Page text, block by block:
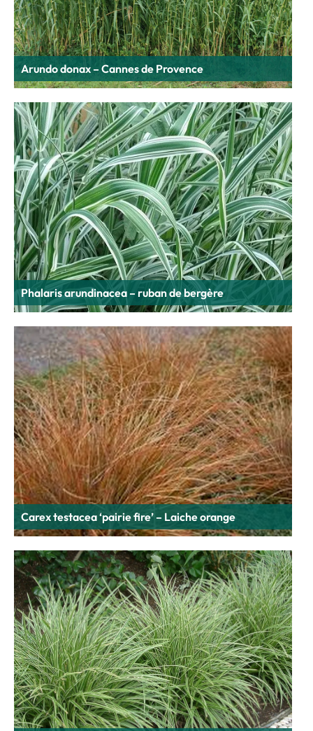
Arundo donax – Cannes de Provence
Phalaris arundinacea – ruban de bergère
Carex testacea ‘pairie fire’ – Laiche orange